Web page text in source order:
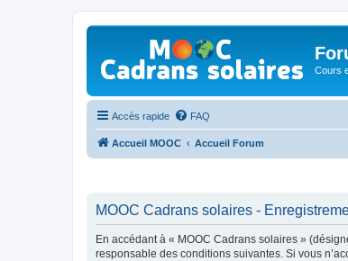
Cours
Accès rapide FAQ
Accueil MOOC Accueil Forum
MOOC Cadrans solaires -
En accédant à « MOOC Cadrans solaires »
responsable des conditions suivantes. Si vous